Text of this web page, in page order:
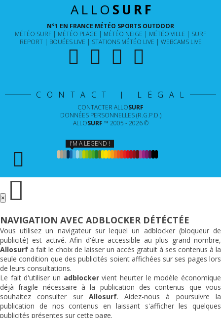
ALLO SURF
N°1 EN FRANCE MÉTÉO SPORTS OUTDOOR
MÉTÉO SURF
MÉTÉO PLAGE MÉTÉO NEIGE MÉTÉO VILLE
SURF
REPORT
BOUÉES LIVE STATIONS MÉTÉO LIVE WEBCAMS LIVE
CONTACT | LÉGAL
CONTACTER ALLOSURF
DONNÉES PERSONNELLES (R.G.P.D.)
ALLOSURF ™ 2005 - 2026 ©
I'M A LEGEND !
×
NAVIGATION AVEC ADBLOCKER DÉTÉCTÉE
Vous utilisez un navigateur sur lequel un adblocker (bloqueur de
publicité) est activé. Afin d'être accessible au plus grand nombre,
Allosurf a fait le choix de laisser un accès gratuit à ses contenus à la
seule condition que des publicités soient affichées sur ses pages lors
de leurs consultations.
Le fait d'utiliser un adblockervient heurter le modèle économique
déjà fragile nécessaire à la publication des contenus que vous
souhaitez consulter sur Allosurf. Aidez-nous à poursuivre la
publication de nos contenus en laissant s'afficher les quelques
publicités présentes sur cette page.